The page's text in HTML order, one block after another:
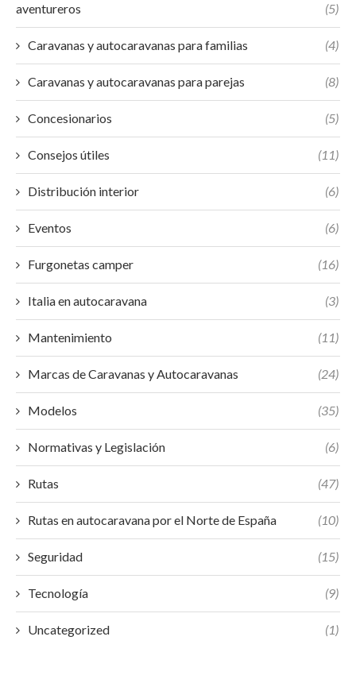
aventureros
(5)
Caravanas y autocaravanas para familias (4)
Caravanas y autocaravanas para parejas (8)
Concesionarios (5)
Consejos útiles (11)
Distribución interior (6)
Eventos (6)
Furgonetas camper (16)
Italia en autocaravana (3)
Mantenimiento (11)
Marcas de Caravanas y Autocaravanas (24)
Modelos (35)
Normativas y Legislación (6)
Rutas (47)
Rutas en autocaravana por el Norte de España (10)
Seguridad (15)
Tecnología (9)
Uncategorized (1)